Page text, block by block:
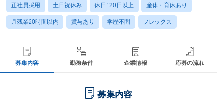
正社員採用 土日祝休み 休日120日以上 産休・育休あり
月残業20時間以内 賞与あり 学歴不問 フレックス
募集内容 勤務条件 企業情報 応募の流れ
募集内容